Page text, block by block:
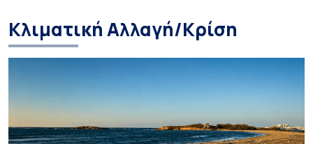
Κλιματική Αλλαγή/Κρίση